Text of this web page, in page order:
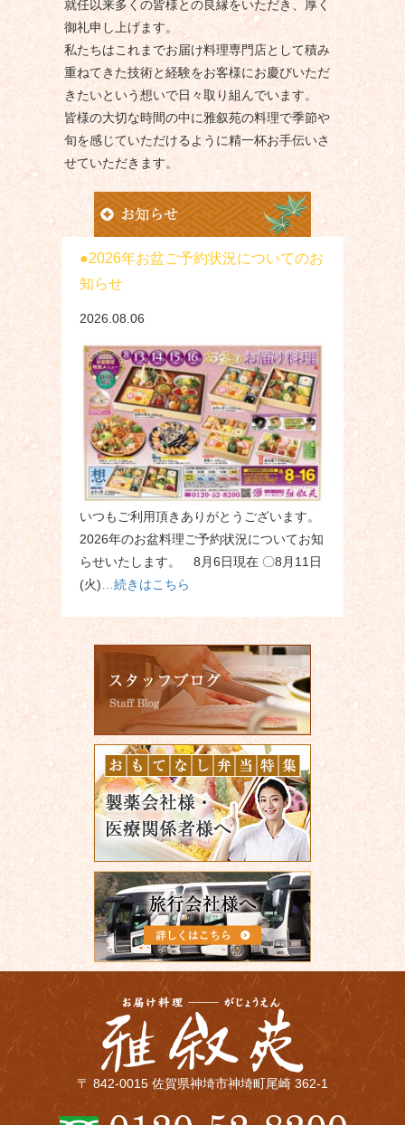
就任以来多くの皆様との良縁をいただき、厚く
御礼申し上げます。
私たちはこれまでお届け料理専門店として積み
重ねてきた技術と経験をお客様にお慶びいただ
きたいという想いで日々取り組んでいます。
皆様の大切な時間の中に雅叙苑の料理で季節や
旬を感じていただけるように精一杯お手伝いさ
せていただきます。
2026年お盆ご予約状況についてのお
知らせ
2026.08.06
いつもご利用頂きありがとうございます。
2026年のお盆料理ご予約状況についてお知
らせいたします。 8月6日現在 〇8月11日
(火)…続きはこちら
〒 842-0015 佐賀県神埼市神埼町尾崎 362-1